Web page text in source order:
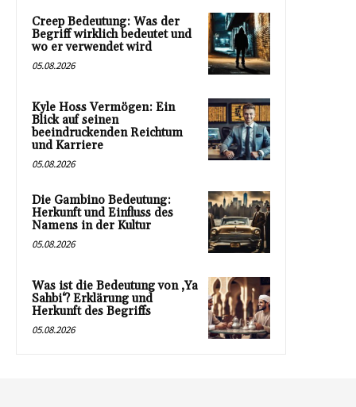
Creep Bedeutung: Was der
Begriff wirklich bedeutet und
wo er verwendet wird
05.08.2026
Kyle Hoss Vermögen: Ein
Blick auf seinen
beeindruckenden Reichtum
und Karriere
05.08.2026
Die Gambino Bedeutung:
Herkunft und Einfluss des
Namens in der Kultur
05.08.2026
Was ist die Bedeutung von ‚Ya
Sahbi‘? Erklärung und
Herkunft des Begriffs
05.08.2026